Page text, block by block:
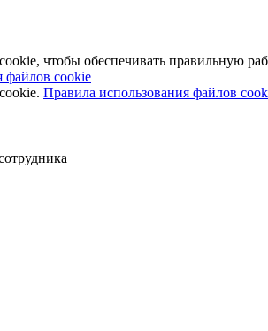
чтобы обеспечивать правильную
файлов cookie
Правила использования файлов